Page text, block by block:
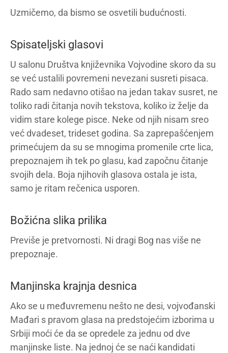
Uzmičemo, da bismo se osvetili budućnosti.
Spisateljski glasovi
U salonu Društva književnika Vojvodine skoro da su
se već ustalili povremeni nevezani susreti pisaca.
Rado sam nedavno otišao na jedan takav susret, ne
toliko radi čitanja novih tekstova, koliko iz želje da
vidim stare kolege pisce. Neke od njih nisam sreo
već dvadeset, trideset godina. Sa zaprepašćenjem
primećujem da su se mnogima promenile crte lica,
prepoznajem ih tek po glasu, kad započnu čitanje
svojih dela. Boja njihovih glasova ostala je ista,
samo je ritam rečenica usporen.
Božićna slika prilika
Previše je pretvornosti. Ni dragi Bog nas više ne
prepoznaje.
Manjinska krajnja desnica
Ako se u međuvremenu nešto ne desi, vojvođanski
Mađari s pravom glasa na predstojećim izborima u
Srbiji moći će da se opredele za jednu od dve
manjinske liste. Na jednoj će se naći kandidati